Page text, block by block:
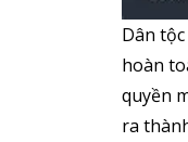
Dân
hoàn
quyền
ra